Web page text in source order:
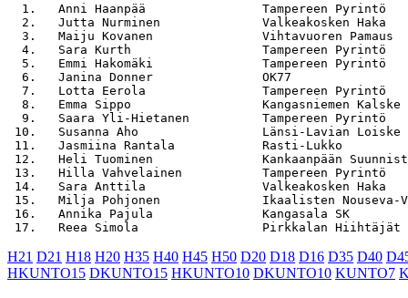
1.   Anni Haanpää                Tampereen
2.   Jutta Nurminen              Valkeakosken Haka
3.   Maiju Kovanen               Vihtavuoren
4.   Sara Kurth                  Tampereen Pyrintö
5.   Emmi Hakomäki               Tampereen Pyrintö
6.   Janina Donner               OK77
7.   Lotta Eerola                Tampereen Pyrintö
8.   Emma Sippo                  Kangasniemen
9.   Saara Yli-Hietanen          Tampereen Pyrintö
10.   Susanna Aho                 Länsi-Lavian
11.   Jasmiina Rantala            Rasti-Lukko
12.   Heli Tuominen               Kankaanpään
13.   Hilla Vahvelainen           Tampereen
14.   Sara Anttila                Valkeakosken
15.   Milja Pohjonen              Ikaalisten
16.   Annika Pajula               Kangasala SK
H21 D21 H18 H20 H35 H40 H45 H50 D20 D18 D16 D35 D40
HKUNTO15 DKUNTO15 HKUNTO10 DKUNTO10 KUNTO7